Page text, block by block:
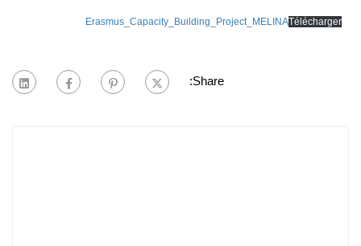
Erasmus_Capacity_Building_Project_MELINATélécharger
Share: